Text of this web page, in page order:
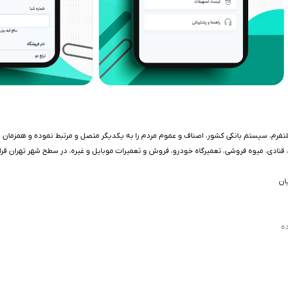
قنادی، میوه فروشی، تعمیرگاه خودرو، فروش و تعمیرات موبایل و غیره، در سطح شهر تهران